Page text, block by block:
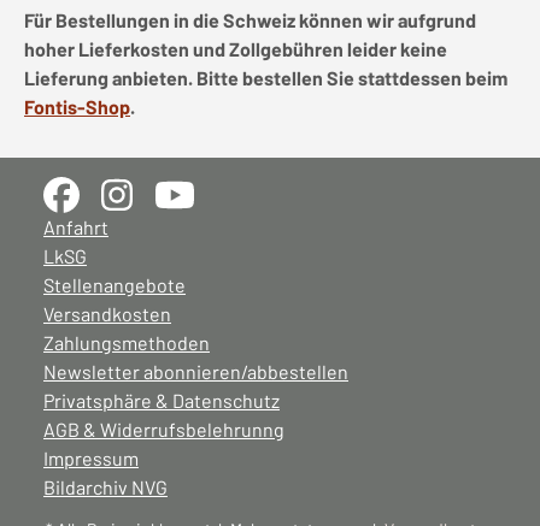
Für Bestellungen in die Schweiz können wir aufgrund
hoher Lieferkosten und Zollgebühren leider keine
Lieferung anbieten. Bitte bestellen Sie stattdessen beim
Fontis-Shop.
Anfahrt
LkSG
Stellenangebote
Versandkosten
Zahlungsmethoden
Newsletter abonnieren/abbestellen
Privatsphäre & Datenschutz
AGB & Widerrufsbelehrunng
Impressum
Bildarchiv NVG